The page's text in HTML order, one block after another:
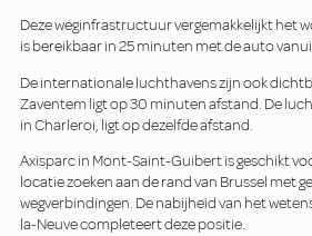
Deze weginfrastructuur vergemakkelijkt het
is bereikbaar in 25 minuten met de auto
De internationale luchthavens zijn ook
Zaventem ligt op 30 minuten afstand. De
in Charleroi, ligt op dezelfde afstand.
Axisparc in Mont-Saint-Guibert is geschikt
locatie zoeken aan de rand van Brussel met
wegverbindingen. De nabijheid van het
la-Neuve completeert deze positie.